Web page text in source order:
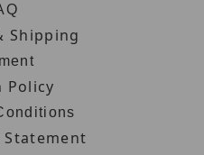
Shipping
Policy